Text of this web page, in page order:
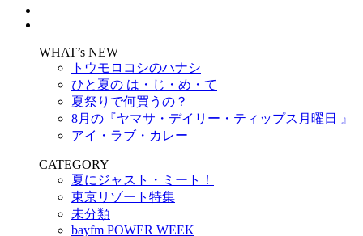
WHAT’s NEW
トウモロコシのハナシ
ひと夏の は・じ・め・て
夏祭りで何買うの？
8月の『ヤマサ・デイリー・ティップス月曜日 』
アイ・ラブ・カレー
CATEGORY
夏にジャスト・ミート！
東京リゾート特集
未分類
bayfm POWER WEEK